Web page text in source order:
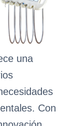
una
Con